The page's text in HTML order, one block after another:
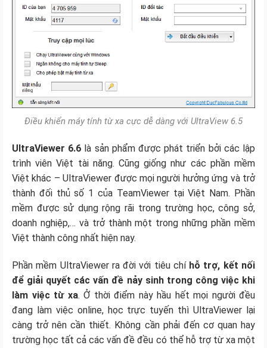
Điều khiển máy tính từ xa cực dễ dàng với UltraView 6.5
UltraViewer 6.6 là sản phẩm được phát triển bởi các lập
trình viên Việt tài năng. Cũng giống như các phần mềm
Việt khác – UltraViewer được mọi người hưởng ứng và trở
thành đối thủ số 1 của TeamViewer tại Việt Nam. Phần
mềm được sử dụng rộng rãi trong trường học, công sở,
doanh nghiệp,… và trở thành một trong những phần mềm
Việt thành công nhất hiện nay.
Phần mềm UltraViewer ra đời với tiêu chí hỗ trợ, kết nối
để giải quyết các vấn đề nảy sinh trong công việc khi
làm việc từ xa. Ở thời điểm này hầu hết mọi người đều
đang làm việc online, học trực tuyến thì UltraViewer lại
càng trở nên cần thiết. Không cần phải đến cơ quan hay
trường học tất cả các vấn đề đều có thể hỗ trợ từ xa một